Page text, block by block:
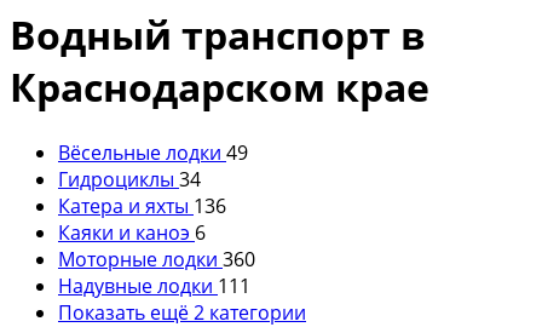
Водный транспорт в
Краснодарском крае
Вёсельные лодки 49
Гидроциклы 34
Катера и яхты 136
Каяки и каноэ 6
Моторные лодки 360
Надувные лодки 111
Показать ещё 2 категории